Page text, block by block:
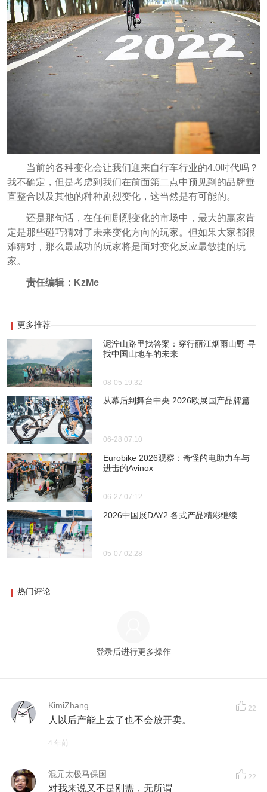
当前的各种变化会让我们迎来自行车行业的4.0时代吗？
我不确定，但是考虑到我们在前面第二点中预见到的品牌垂
直整合以及其他的种种剧烈变化，这当然是有可能的。
还是那句话，在任何剧烈变化的市场中，最大的赢家肯
定是那些碰巧猜对了未来变化方向的玩家。但如果大家都很
难猜对，那么最成功的玩家将是面对变化反应最敏捷的玩
家。
责任编辑：KzMe
更多推荐
泥泞山路里找答案：穿行丽江烟雨山野 寻
找中国山地车的未来
08-05 19:32
从幕后到舞台中央 2026欧展国产品牌篇
06-28 07:10
Eurobike 2026观察：奇怪的电助力车与
进击的Avinox
06-27 07:12
2026中国展DAY2 各式产品精彩继续
05-07 02:28
热门评论
登录后进行更多操作
KimiZhang 22
人以后产能上去了也不会放开卖。
4 年前
混元太极马保国 22
对我来说又不是刚需，无所谓